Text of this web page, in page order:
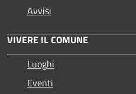
Avvisi
VIVERE IL COMUNE
Luoghi
Eventi